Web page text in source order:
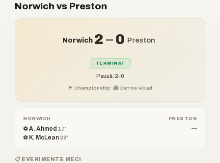
Norwich vs Preston
Norwich 2 –0 Preston
TERMINAT
Pauză: 2–0
🏴󠁧󠁢󠁥󠁮󠁧󠁿 Championship· 🏟️ Carrow Road
NORWICH
⚽ A. Ahmed 17'
⚽ K. McLean 39'
PRESTON
—
📋 EVENIMENTE MECI